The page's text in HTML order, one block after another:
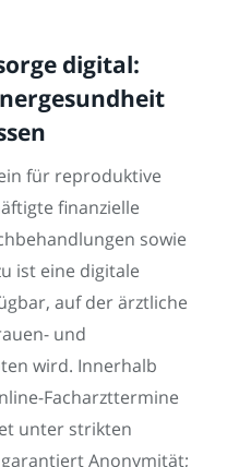
digital:
für reproduktive
finanzielle
sowie
ist eine digitale
auf der ärztliche
und
wird. Innerhalb
Facharzttermine
unter strikten
Anonymität;